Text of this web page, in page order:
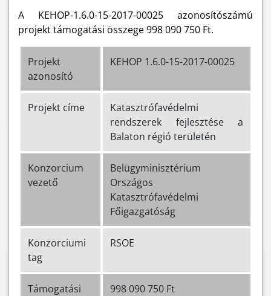
A KEHOP-1.6.0-15-2017-00025 azonosítószámú
projekt támogatási összege 998 090 750 Ft.
Projekt
azonosító
KEHOP 1.6.0-15-2017-00025
Projekt címe
Katasztrófavédelmi
rendszerek fejlesztése a
Balaton régió területén
Konzorcium
vezető
Belügyminisztérium
Országos
Katasztrófavédelmi
Főigazgatóság
Konzorciumi
tag
RSOE
Támogatási
998 090 750 Ft